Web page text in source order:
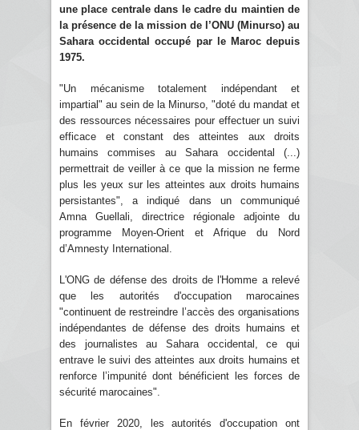
une place centrale dans le cadre du maintien de
la présence de la mission de l’ONU (Minurso) au
Sahara occidental occupé par le Maroc depuis
1975.
"Un mécanisme totalement indépendant et
impartial" au sein de la Minurso, "doté du mandat et
des ressources nécessaires pour effectuer un suivi
efficace et constant des atteintes aux droits
humains commises au Sahara occidental (...)
permettrait de veiller à ce que la mission ne ferme
plus les yeux sur les atteintes aux droits humains
persistantes", a indiqué dans un communiqué
Amna Guellali, directrice régionale adjointe du
programme Moyen-Orient et Afrique du Nord
d’Amnesty International.
L'ONG de défense des droits de l'Homme a relevé
que les autorités d'occupation marocaines
"continuent de restreindre l’accès des organisations
indépendantes de défense des droits humains et
des journalistes au Sahara occidental, ce qui
entrave le suivi des atteintes aux droits humains et
renforce l’impunité dont bénéficient les forces de
sécurité marocaines".
En février 2020, les autorités d'occupation ont